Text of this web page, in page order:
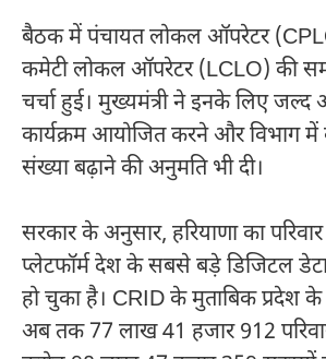
बैठक में पंचायत लोकल ऑपरेटर
कमेटी लोकल ऑपरेटर (LCLO) की
चर्चा हुई। मुख्यमंत्री ने इनके लिए
कार्यक्रम आयोजित करने और विभाग में
संख्या बढ़ाने की अनुमति भी दी।
सरकार के अनुसार, हरियाणा का
प्लेटफॉर्म देश के सबसे बड़े डिजिटल
हो चुका है। CRID के मुताबिक प्रदेश
अब तक 77 लाख 41 हजार 912